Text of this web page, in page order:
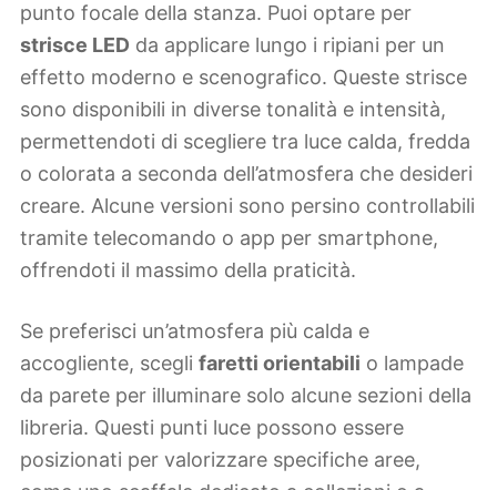
punto focale della stanza. Puoi optare per
strisce LED da applicare lungo i ripiani per un
effetto moderno e scenografico. Queste strisce
sono disponibili in diverse tonalità e intensità,
permettendoti di scegliere tra luce calda, fredda
o colorata a seconda dell’atmosfera che desideri
creare. Alcune versioni sono persino controllabili
tramite telecomando o app per smartphone,
offrendoti il massimo della praticità.
Se preferisci un’atmosfera più calda e
accogliente, scegli faretti orientabili o lampade
da parete per illuminare solo alcune sezioni della
libreria. Questi punti luce possono essere
posizionati per valorizzare specifiche aree,